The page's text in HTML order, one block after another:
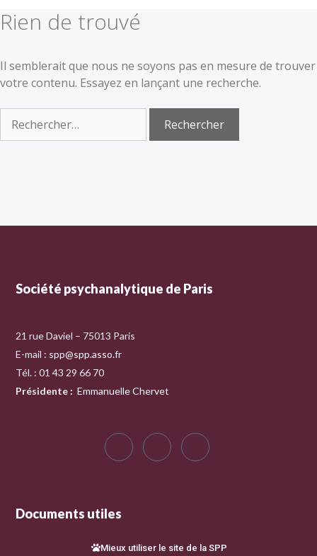
Rien de trouvé
Il semblerait que nous ne soyons pas en mesure de trouver
votre contenu. Essayez en lançant une recherche.
Société psychanalytique de Paris
21 rue Daviel – 75013 Paris
E-mail : spp@spp.asso.fr
Tél. : 01 43 29 66 70
Présidente : Emmanuelle Chervet
Documents utiles
Mieux utiliser le site de la SPP